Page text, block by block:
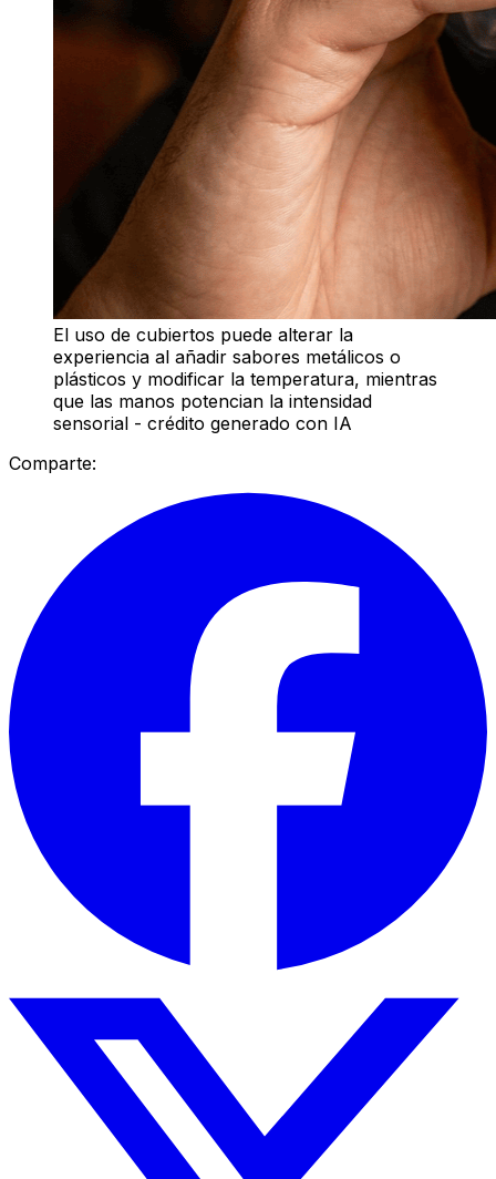
El uso de cubiertos puede alterar la
experiencia al añadir sabores metálicos o
plásticos y modificar la temperatura, mientras
que las manos potencian la intensidad
sensorial - crédito generado con IA
Comparte: